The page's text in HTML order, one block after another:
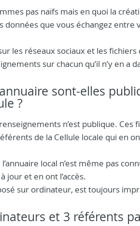
pas naïfs mais en quoi la
données que vous échangez
les réseaux sociaux et les
sur chacun qu’il n’y en a
sont-elles
?
n’est publique. Ces
de la Cellule locale qui en
local n’est même pas
jour et en ont l’accès.
sur ordinateur, est toujours
et 3 référents